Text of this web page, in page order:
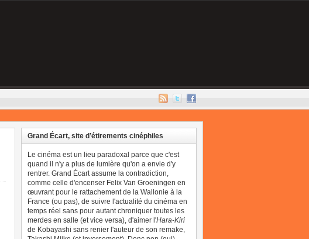
Grand Écart, site d’étirements cinéphiles
Le cinéma est un lieu paradoxal parce que c'est
quand il n'y a plus de lumière qu'on a envie d'y
rentrer. Grand Écart assume la contradiction,
comme celle d'encenser Felix Van Groeningen en
œuvrant pour le rattachement de la Wallonie à la
France (ou pas), de suivre l'actualité du cinéma en
temps réel sans pour autant chroniquer toutes les
merdes en salle (et vice versa), d'aimer l'Hara-Kiri
de Kobayashi sans renier l'auteur de son remake,